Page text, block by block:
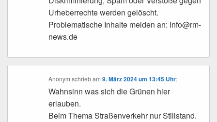
Urheberrechte werden gelöscht.
Problematische Inhalte melden an: Info@rm-
news.de
Anonym schriebam9. März 2024 um 13:45 Uhr:
Wahnsinn was sich die Grünen hier
erlauben.
Beim Thema Straßenverkehr nur Stillstand.